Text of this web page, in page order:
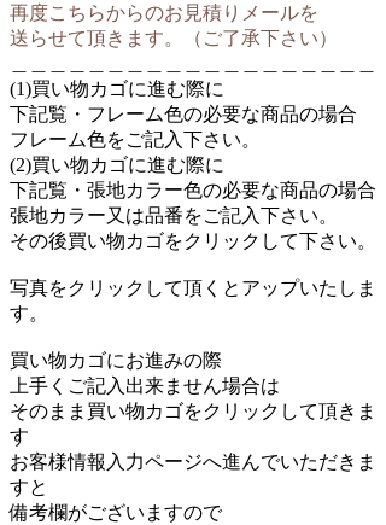
再度こちらからのお見積りメールを
送らせて頂きます。（ご了承下さい）
(1)買い物カゴに進む際に
下記覧・フレーム色の必要な商品の場合
フレーム色をご記入下さい。
(2)買い物カゴに進む際に
下記覧・張地カラー色の必要な商品の場合
張地カラー又は品番をご記入下さい。
その後買い物カゴをクリックして下さい。
写真をクリックして頂くとアップいたしま
す。
買い物カゴにお進みの際
上手くご記入出来ません場合は
そのまま買い物カゴをクリックして頂きま
す
お客様情報入力ページへ進んでいただきま
すと
備考欄がございますので